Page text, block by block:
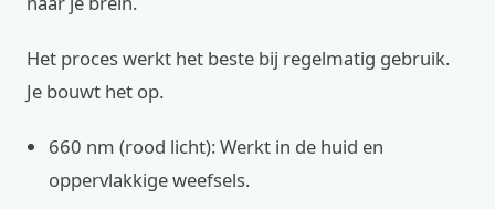
Het proces werkt het beste bij regelmatig gebruik.
Je bouwt het op.
660 nm (rood licht): Werkt in de huid en
oppervlakkige weefsels.